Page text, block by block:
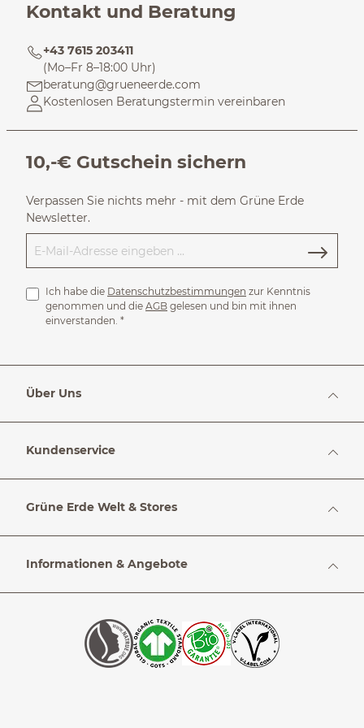
Kontakt und Beratung
+43 7615 203411
(Mo–Fr 8–18:00 Uhr)
beratung@grueneerde.com
Kostenlosen Beratungstermin vereinbaren
10,-€ Gutschein sichern
Verpassen Sie nichts mehr - mit dem Grüne Erde
Newsletter.
Ich habe die Datenschutzbestimmungen zur Kenntnis
genommen und die AGB gelesen und bin mit ihnen
einverstanden. *
Über Uns
Kundenservice
Grüne Erde Welt & Stores
Informationen & Angebote